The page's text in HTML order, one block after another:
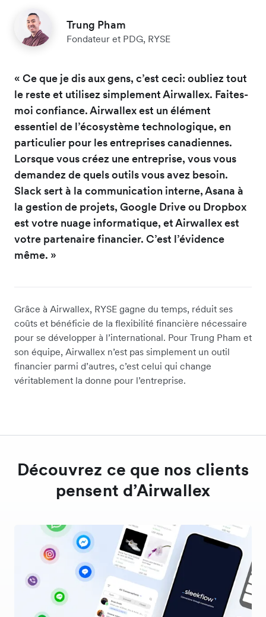
Trung Pham
Fondateur et PDG, RYSE
« Ce que je dis aux gens, c’est ceci: oubliez tout
le reste et utilisez simplement Airwallex. Faites-
moi confiance. Airwallex est un élément
essentiel de l’écosystème technologique, en
particulier pour les entreprises canadiennes.
Lorsque vous créez une entreprise, vous vous
demandez de quels outils vous avez besoin.
Slack sert à la communication interne, Asana à
la gestion de projets, Google Drive ou Dropbox
est votre nuage informatique, et Airwallex est
votre partenaire financier. C’est l’évidence
même. »
Grâce à Airwallex, RYSE gagne du temps, réduit ses
coûts et bénéficie de la flexibilité financière nécessaire
pour se développer à l’international. Pour Trung Pham et
son équipe, Airwallex n’est pas simplement un outil
financier parmi d’autres, c’est celui qui change
véritablement la donne pour l’entreprise.
Découvrez ce que nos clients
pensent d’Airwallex